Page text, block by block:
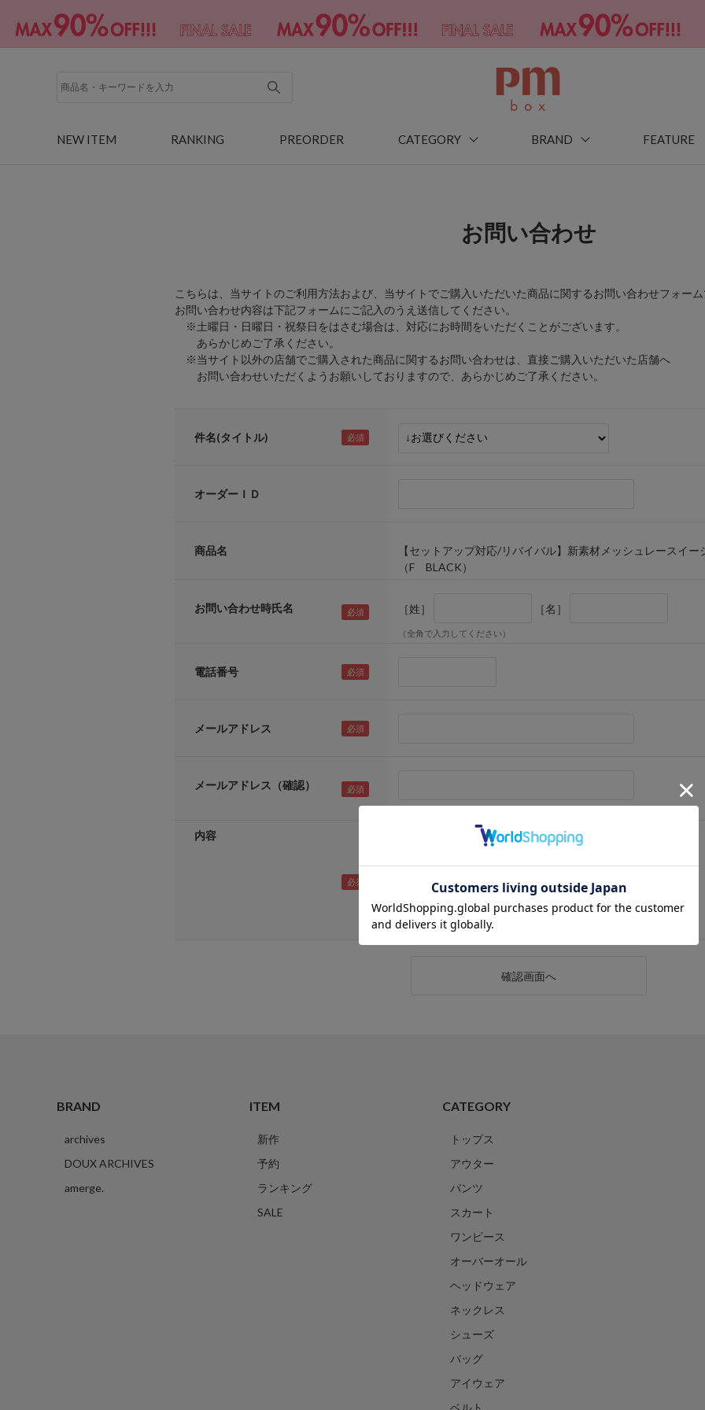
NEW ITEM RANKING PREORDER CATEGORY BRAND FEATURE
お問い合わせ
こちらは、当サイトのご利用方法および、当サイトでご購入いただいた商品に関するお問い合わせフォーム
お問い合わせ内容は下記フォームにご記入のうえ送信してください。
※土曜日・日曜日・祝祭日をはさむ場合は、対応にお時間をいただくことがございます。
あらかじめご了承ください。
※当サイト以外の店舗でご購入された商品に関するお問い合わせは、直接ご購入いただいた店舗へ
お問い合わせいただくようお願いしておりますので、あらかじめご了承ください。
件名(タイトル)
オーダーＩＤ
商品名
【セットアップ対応/リバイバル】新素材メッシュレースイー
（F BLACK）
お問い合わせ時氏名 ［姓］ ［名］
（全角で入力してください）
電話番号
メールアドレス
メールアドレス（確認）
内容
BRAND
archives
DOUX ARCHIVES
amerge.
ITEM
新作
予約
ランキング
SALE
CATEGORY
トップス
アウター
パンツ
スカート
ワンピース
オーバーオール
ヘッドウェア
ネックレス
シューズ
バッグ
アイウェア
ベルト